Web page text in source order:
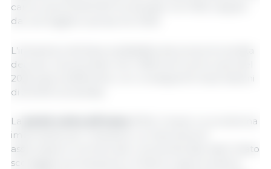
carne suina (a 610.000 tonnellate) nel 2025, seguito
da una leggera ripresa nel 2026.
L'industria si dichiara soddisfatta dei prezzi di vendita
dei suini, ma prevede che l'offerta di carne suina del
2025 sarà insufficiente, con conseguenti importazioni
di 30.000 tonnellate.
La
(PSA) rimane un problema
importante per l'industria. La mancanza di
assicurazioni commerciali o sovvenzionate dallo Stato
scoraggia la produzione e limita le opportunità di